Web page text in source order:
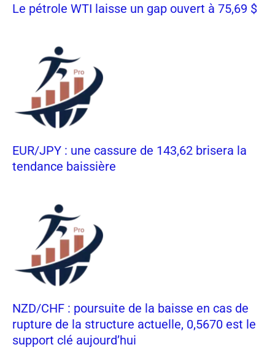
Le pétrole WTI laisse un gap ouvert à 75,69 $
EUR/JPY : une cassure de 143,62 brisera la
tendance baissière
NZD/CHF : poursuite de la baisse en cas de
rupture de la structure actuelle, 0,5670 est le
support clé aujourd’hui